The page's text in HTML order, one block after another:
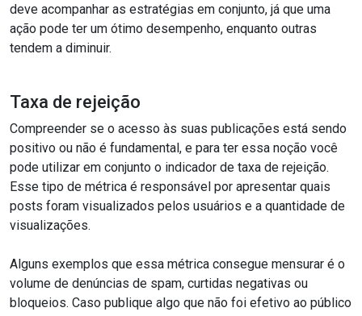
deve acompanhar as estratégias em conjunto, já que uma
ação pode ter um ótimo desempenho, enquanto outras
tendem a diminuir.
Taxa de rejeição
Compreender se o acesso às suas publicações está sendo
positivo ou não é fundamental, e para ter essa noção você
pode utilizar em conjunto o indicador de taxa de rejeição.
Esse tipo de métrica é responsável por apresentar quais
posts foram visualizados pelos usuários e a quantidade de
visualizações.
Alguns exemplos que essa métrica consegue mensurar é o
volume de denúncias de spam, curtidas negativas ou
bloqueios. Caso publique algo que não foi efetivo ao público